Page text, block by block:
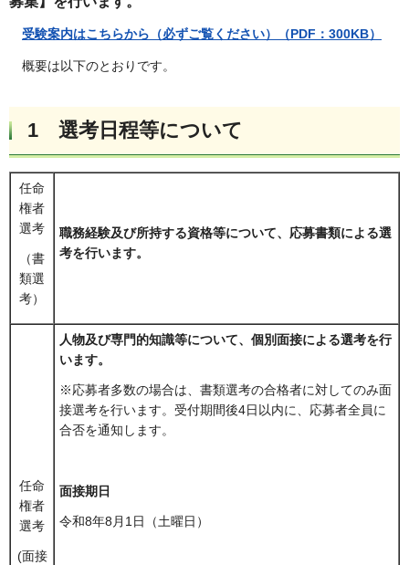
受験案内はこちらから（必ずご覧ください） （PDF：300KB）
概要は以下のとおりです。
1 選考日程等について
任命
権者
選考
（書
類選
考）
職務経験及び所持する資格等について、応募書類による選
考を行います。
任命
権者
選考
(面接
人物及び専門的知識等について、個別面接による選考を行
います。
※応募者多数の場合は、書類選考の合格者に対してのみ面
接選考を行います。受付期間後4日以内に、応募者全員に
合否を通知します。
面接期日
令和8年8月1日（土曜日）